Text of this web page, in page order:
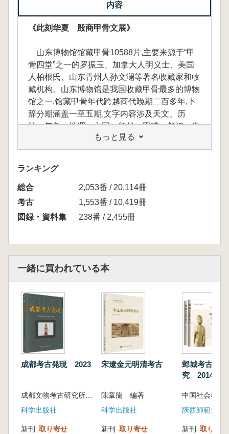
内容
《此刻华夏 殷商甲骨文展》
山东博物馆馆藏甲骨10588片,主要来源于“甲
骨四堂”之一的罗振玉、加拿大人明义士、美国
人柏根氏、山东青州人孙文澜等著名收藏家和收
藏机构。山东博物馆是我国收藏甲骨最多的博物
馆之一,馆藏甲骨年代跨越商代晚期二百多年,卜
辞分期涵盖一至五期,文字内容涉及天文、历
法、气象、地理、方国、征伐、田猎、祭祀、疾
病等,是研究商代社会历史、文化、语言文字的
珍贵史料。其中“祷禾”卜骨是该馆所藏甲骨中字
数最多的一件,有126个字清晰可见,卜辞记录了
商人向神灵祭祀,祈求神灵带来降雨和好的收
成。2016年3月,山东博物馆馆藏甲骨入选第五批
《国家珍贵古籍名录》。2017年,我国申报的甲
骨文入选联合国教科文组织《世界记忆名录》,
山东博物馆为我国此次申报的11家甲骨收藏单位
器等珍贵文物,系统展示商代人在造字和用字方
年来甲骨文学者们的卓越成就。本书为展览配套
图录。
山東博物館には、計10,588片の甲骨が所蔵さ
れています。その主要な出所は、「甲骨四堂」
の一人である羅振玉をはじめ、カナダ人の明義
瀾など、著名な収集家や収蔵機関によるもので
す。山東博物館は、中国でも甲骨の収蔵数が最
もっと見る
ランキング
総合
2,053番 / 20,114冊
考古
1,553番 / 10,419冊
図録・資料集
238番 / 2,455冊
一緒に買われている本
成都考古発現 2023
成都文物考古研究所 編著
科学出版社
新刊 取り寄せ
宋遼金元明清考古
陳章龍 編著
科学出版社
新刊 取り寄せ
邺城考古発
究 2014-
新刊 取り寄せ